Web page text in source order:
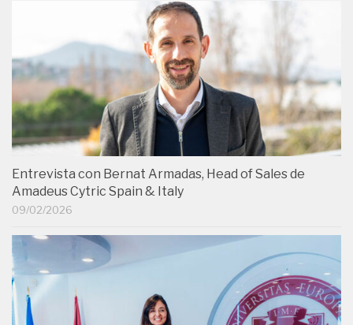
Entrevista con Bernat Armadas, Head of Sales de
Amadeus Cytric Spain & Italy
09/02/2026